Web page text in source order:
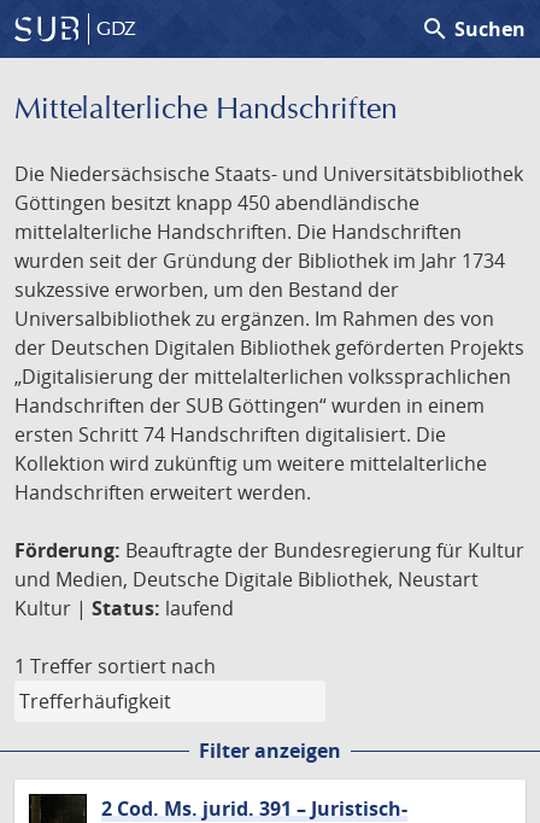
GDZ search Suchen
Mittelalterliche Handschriften
Die Niedersächsische Staats- und Universitätsbibliothek
Göttingen besitzt knapp 450 abendländische
mittelalterliche Handschriften. Die Handschriften
wurden seit der Gründung der Bibliothek im Jahr 1734
sukzessive erworben, um den Bestand der
Universalbibliothek zu ergänzen. Im Rahmen des von
der Deutschen Digitalen Bibliothek geförderten Projekts
„Digitalisierung der mittelalterlichen volkssprachlichen
Handschriften der SUB Göttingen“ wurden in einem
ersten Schritt 74 Handschriften digitalisiert. Die
Kollektion wird zukünftig um weitere mittelalterliche
Handschriften erweitert werden.
Förderung: Beauftragte der Bundesregierung für Kultur
und Medien, Deutsche Digitale Bibliothek, Neustart
Kultur | Status: laufend
1 Treffer sortiert nach
Filter anzeigen
2 Cod. Ms. jurid. 391 – Juristisch-